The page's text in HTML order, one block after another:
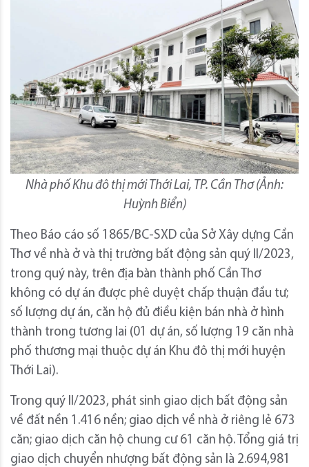
Nhà phố Khu đô thị mới Thới Lai, TP. Cần Thơ (Ảnh:
Huỳnh Biển)
Theo Báo cáo số 1865/BC-SXD của Sở Xây dựng Cần
Thơ về nhà ở và thị trường bất động sản quý II/2023,
trong quý này, trên địa bàn thành phố Cần Thơ
không có dự án được phê duyệt chấp thuận đầu tư;
số lượng dự án, căn hộ đủ điều kiện bán nhà ở hình
thành trong tương lai (01 dự án, số lượng 19 căn nhà
phố thương mại thuộc dự án Khu đô thị mới huyện
Thới Lai).
Trong quý II/2023, phát sinh giao dịch bất động sản
về đất nền 1.416 nền; giao dịch về nhà ở riêng lẻ 673
căn; giao dịch căn hộ chung cư 61 căn hộ. Tổng giá trị
giao dịch chuyển nhượng bất động sản là 2.694,981